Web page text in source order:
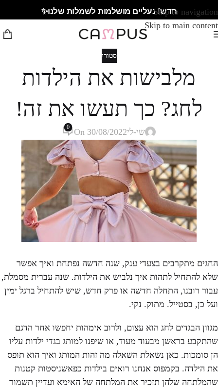
Skip to navigation
Skip to main content
חדש! נעליים מושלמות לשמלות שלנו✨
סטורי
מלבישות את הילדות
לחג? כך תעשו את זה!
שי-ליOn 30/08/2022
0
החגים מתקרבים בצעדי ענק, שנה חדשה נפתחת ואיך אפשר
שלא להתחיל לתהות איך נלביש את הילדות. שנה עברית מסמלת,
עבור רובנו, התחלה חדשה או פרק חדש, שיש להתחיל ברגל ימין
ועל כן, בסטייל. מתוק. נקי.
מגוון הבגדים לחג הוא עצום, ולרוב אימהות יחפשו אחר הדגם
שהתקבע בראשן מבעוד מעוד, או שיפנו למותג בגדי ילדות עליו
הן סומכות. כאן נשאלת השאלה מה זהות המותג ואיך הוא תופס
את הילדה. בקמפוס אנחנו רואים בילדות כפאשניסטות קטנות
שהמלתחה שלהן תזכיר את המלתחה של האימא ועדיין תשמור